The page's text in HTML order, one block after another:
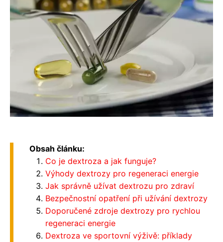
Obsah článku:
Co je dextroza a jak funguje?
Výhody dextrozy pro regeneraci energie
Jak správně užívat dextrozu pro zdraví
Bezpečnostní opatření při užívání dextrozy
Doporučené zdroje dextrozy pro rychlou
regeneraci energie
Dextroza ve sportovní výživě: příklady